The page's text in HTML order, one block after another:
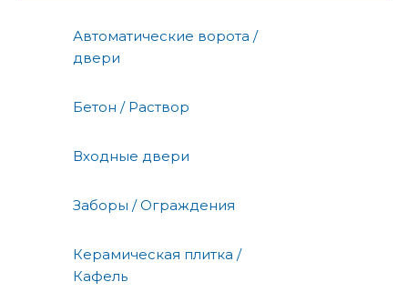
Автоматические ворота /
двери
Бетон / Раствор
Входные двери
Заборы / Ограждения
Керамическая плитка /
Кафель